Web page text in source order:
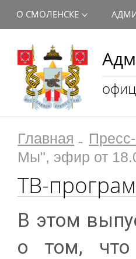
О СМОЛЕНСКЕ
Главная
Мы", эфир от
ТВ-
В этом
о том, что